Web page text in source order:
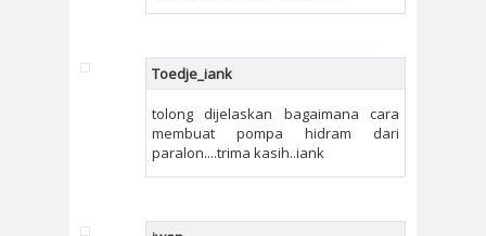
Toedje_iank
tolong dijelaskan bagaimana cara
membuat pompa hidram dari
paralon....trima kasih..iank